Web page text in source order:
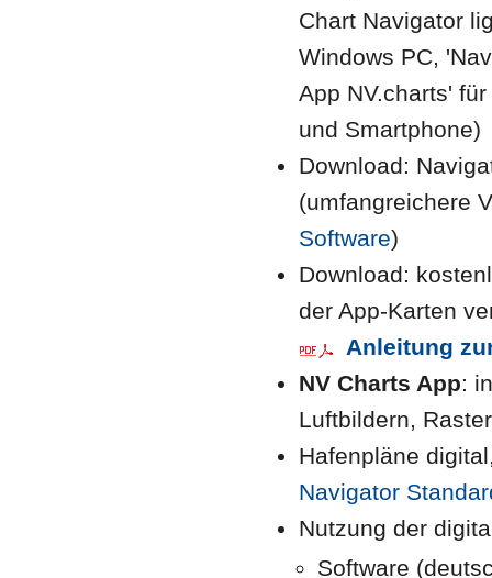
Chart Navigator
Windows PC,
App NV.charts' für
und Smartphone)
Download:
(umfangreichere
Software)
Download:
der App-Karten
Anleitung
NV Charts App:
Luftbildern,
Hafenpläne
Navigator
Nutzung der
Software